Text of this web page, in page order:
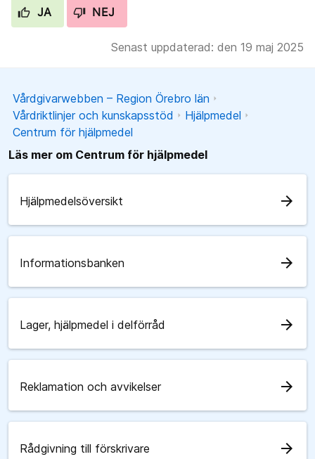
JA NEJ
Senast uppdaterad: den 19 maj 2025
Vårdgivarwebben – Region Örebro län
Vårdriktlinjer och kunskapsstöd
Hjälpmedel
Centrum för hjälpmedel
Läs mer om Centrum för hjälpmedel
Hjälpmedelsöversikt arrow_forward
Informationsbanken arrow_forward
Lager, hjälpmedel i delförråd arrow_forward
Reklamation och avvikelser arrow_forward
Rådgivning till förskrivare arrow_forward